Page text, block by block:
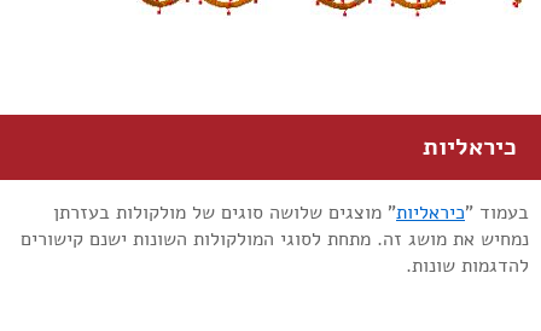
כיראליות
בעמוד "כיראליות" מוצגים שלושה סוגים של מולקולות בעזרתן
נמחיש את מושג זה. מתחת לסוגי המולקולות השונות ישנם קישורים
להדגמות שונות.